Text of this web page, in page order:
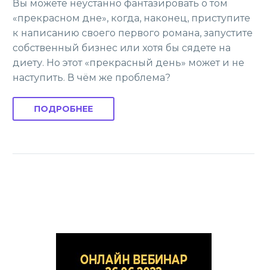
Вы можете неустанно фантазировать о том
«прекрасном дне», когда, наконец, приступите
к написанию своего первого романа, запустите
собственный бизнес или хотя бы сядете на
диету. Но этот «прекрасный день» может и не
наступить. В чём же проблема?
ПОДРОБНЕЕ